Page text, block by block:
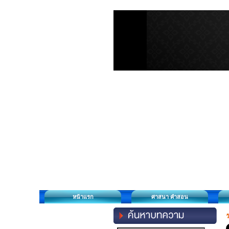
หน้าแรก ศาสนา คำสอน